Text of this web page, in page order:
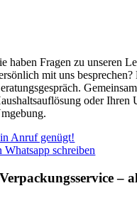
haben Fragen zu unseren
mit uns
oder Ihren
Anruf genügt!
Whatsapp schreiben
Verpackungsservice –